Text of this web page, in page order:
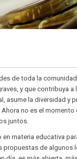
de toda la
y que contribuya a
asume la diversidad y
no es el momento
juntos.
materia educativa
propuestas de algunos